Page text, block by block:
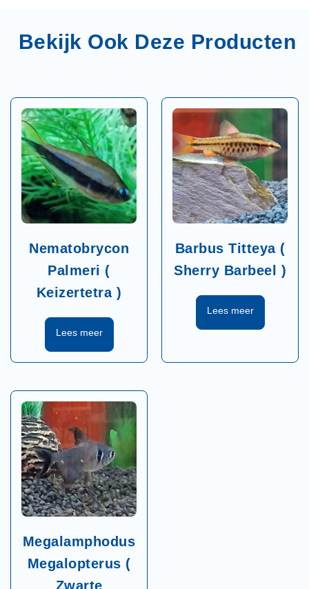
Nematobrycon
Palmeri (
Keizertetra )
Barbus Titteya (
Sherry Barbeel )
Megalamphodus
Megalopterus (
Zwarte